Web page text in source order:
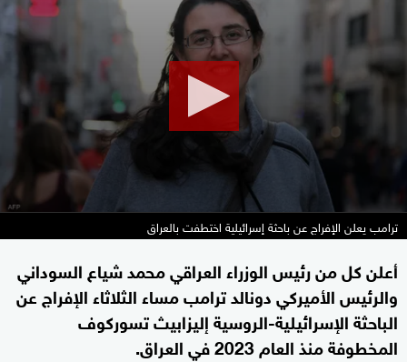
seconds
1
ترامب يعلن الإفراج عن باحثة إسرائيلية اختطفت بالعراق
أعلن كل من رئيس الوزراء العراقي محمد شياع السوداني
والرئيس الأميركي دونالد ترامب مساء الثلاثاء الإفراج عن
الباحثة الإسرائيلية-الروسية إليزابيث تسوركوف
المخطوفة منذ العام 2023 في العراق.